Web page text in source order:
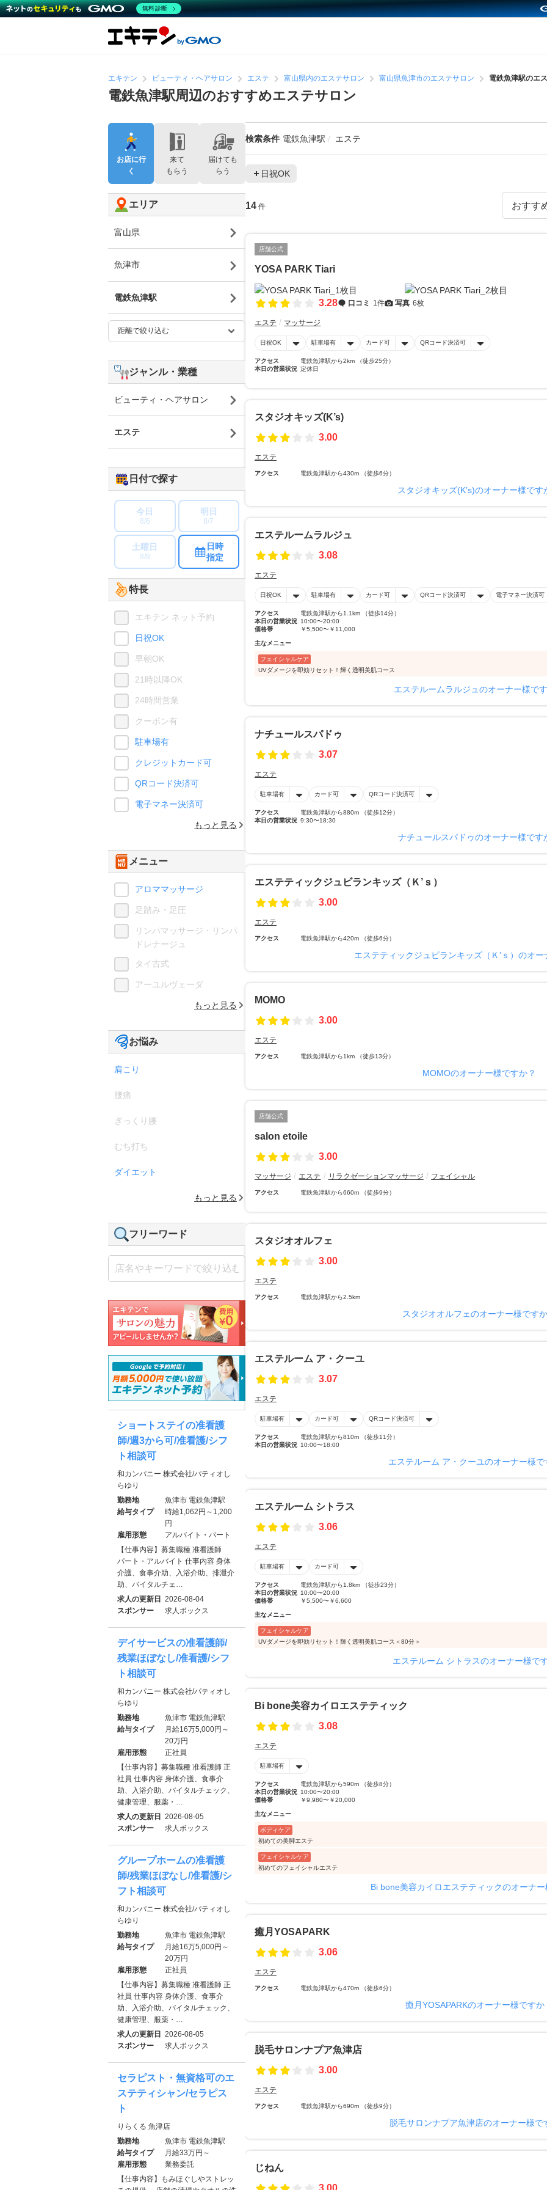
エキテン ビューティ・ヘアサロン エステ 富山県内のエステサロン 富山県魚津市のエステサロン 電鉄魚津駅のエ
電鉄魚津駅周辺のおすすめエステサロン
検索条件 電鉄魚津駅 エステ
日祝OK
14 件
店舗公式
YOSA PARK Tiari
3.28 口コミ 1件 写真 6枚
エステ マッサージ
日祝OK 駐車場有 カード可 QRコード決済可
アクセス
電鉄魚津駅から2km （徒歩25分）
本日の営業状況 定休日
スタジオキッズ(K’s)
3.00
エステ
アクセス 電鉄魚津駅から430m （徒歩6分）
スタジオキッズ(K’s)のオーナー様です
エステルームラルジュ
3.08
エステ
日祝OK 駐車場有 カード可 QRコード決済可 電子マネー決済可
アクセス
電鉄魚津駅から1.1km （徒歩14分）
本日の営業状況 10:00〜20:00
価格帯
￥5,500〜￥11,000
主なメニュー
フェイシャルケア
UVダメージを即効リセット！輝く透明美肌コース
エステルームラルジュのオーナー様で
ナチュールスパドゥ
3.07
エステ
駐車場有 カード可 QRコード決済可
アクセス
電鉄魚津駅から880m （徒歩12分）
本日の営業状況 9:30〜18:30
ナチュールスパドゥのオーナー様です
エステティックジュビランキッズ（Ｋ’ｓ）
3.00
エステ
アクセス 電鉄魚津駅から420m （徒歩6分）
エステティックジュビランキッズ（Ｋ’ｓ）のオ
MOMO
3.00
エステ
アクセス 電鉄魚津駅から1km （徒歩13分）
MOMOのオーナー様ですか？
店舗公式
salon etoile
3.00
マッサージ エステ リラクゼーションマッサージ フェイシャル
アクセス 電鉄魚津駅から660m （徒歩9分）
スタジオオルフェ
3.00
エステ
アクセス 電鉄魚津駅から2.5km
スタジオオルフェのオーナー様です
エステルーム ア・クーユ
3.07
エステ
駐車場有 カード可 QRコード決済可
アクセス
電鉄魚津駅から810m （徒歩11分）
本日の営業状況 10:00〜18:00
エステルーム ア・クーユのオーナー様で
エステルーム シトラス
3.06
エステ
駐車場有 カード可
アクセス
電鉄魚津駅から1.8km （徒歩23分）
本日の営業状況 10:00〜20:00
価格帯
￥5,500〜￥6,600
主なメニュー
フェイシャルケア
UVダメージを即効リセット！輝く透明美肌コース＜80分＞
エステルーム シトラスのオーナー様で
Bi bone美容カイロエステティック
3.08
エステ
駐車場有
アクセス
電鉄魚津駅から590m （徒歩8分）
本日の営業状況 10:00〜20:00
価格帯
￥9,980〜￥20,000
主なメニュー
ボディケア
初めての美脚エステ
フェイシャルケア
初めてのフェイシャルエステ
Bi bone美容カイロエステティックのオーナ
癒月YOSAPARK
3.06
エステ
アクセス 電鉄魚津駅から470m （徒歩6分）
癒月YOSAPARKのオーナー様ですか
脱毛サロンナプア魚津店
3.00
エステ
アクセス 電鉄魚津駅から690m （徒歩9分）
脱毛サロンナプア魚津店のオーナー様で
じねん
3.00
お店に行
く
来て
もらう
届けても
らう
エリア
富山県
魚津市
電鉄魚津駅
ジャンル・業種
ビューティ・ヘアサロン
エステ
日付で探す
今日
8/6
明日
8/7
土曜日
8/8
日時
指定
特長
エキテン ネット予約
日祝OK
早朝OK
21時以降OK
24時間営業
クーポン有
駐車場有
クレジットカード可
QRコード決済可
電子マネー決済可
もっと見る
メニュー
アロママッサージ
足踏み・足圧
リンパマッサージ・リンパ
ドレナージュ
タイ古式
アーユルヴェーダ
もっと見る
お悩み
肩こり
腰痛
ぎっくり腰
むち打ち
ダイエット
もっと見る
フリーワード
ショートステイの准看護
師/週3から可/准看護/シフ
ト相談可
和カンパニー 株式会社/パティオし
らゆり
勤務地
魚津市 電鉄魚津駅
給与タイプ
時給1,062円～1,200
円
雇用形態
アルバイト・パート
【仕事内容】募集職種 准看護師
パート・アルバイト 仕事内容 身体
介護、食事介助、入浴介助、排泄介
助、バイタルチェ…
求人の更新日 2026-08-04
スポンサー
求人ボックス
デイサービスの准看護師/
残業ほぼなし/准看護/シフ
ト相談可
和カンパニー 株式会社/パティオし
らゆり
勤務地
魚津市 電鉄魚津駅
給与タイプ
月給16万5,000円～
20万円
雇用形態
正社員
【仕事内容】募集職種 准看護師 正
社員 仕事内容 身体介護、食事介
助、入浴介助、バイタルチェック、
健康管理、服薬・…
求人の更新日 2026-08-05
スポンサー
求人ボックス
グループホームの准看護
師/残業ほぼなし/准看護/シ
フト相談可
和カンパニー 株式会社/パティオし
らゆり
勤務地
魚津市 電鉄魚津駅
給与タイプ
月給16万5,000円～
20万円
雇用形態
正社員
【仕事内容】募集職種 准看護師 正
社員 仕事内容 身体介護、食事介
助、入浴介助、バイタルチェック、
健康管理、服薬・…
求人の更新日 2026-08-05
スポンサー
求人ボックス
セラピスト・無資格可のエ
ステティシャン/セラピス
ト
りらくる 魚津店
勤務地
魚津市 電鉄魚津駅
給与タイプ
月給33万円～
雇用形態
業務委託
【仕事内容】もみほぐしやストレッ
無料診断